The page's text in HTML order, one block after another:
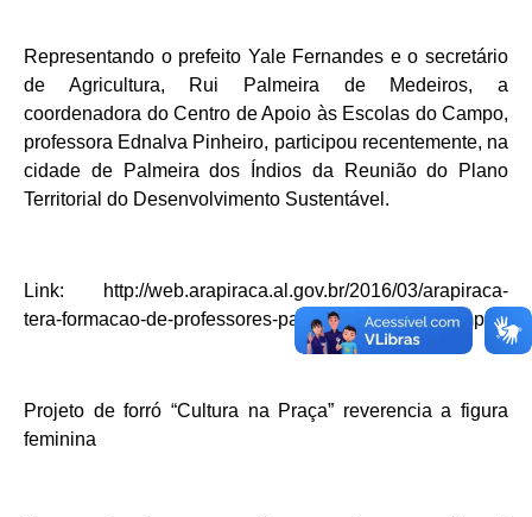
Representando o prefeito Yale Fernandes e o secretário
de Agricultura, Rui Palmeira de Medeiros, a
coordenadora do Centro de Apoio às Escolas do Campo,
professora Ednalva Pinheiro, participou recentemente, na
cidade de Palmeira dos Índios da Reunião do Plano
Territorial do Desenvolvimento Sustentável.
Link: http://web.arapiraca.al.gov.br/2016/03/arapiraca-
tera-formacao-de-professores-para-educacao-no-campo/
Projeto de forró “Cultura na Praça” reverencia a figura
feminina